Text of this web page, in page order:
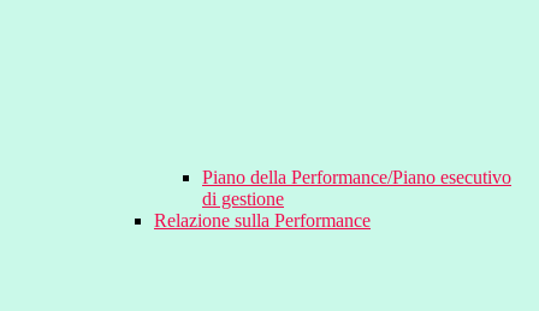
Piano della Performance/Piano esecutivo
di gestione
Relazione sulla Performance